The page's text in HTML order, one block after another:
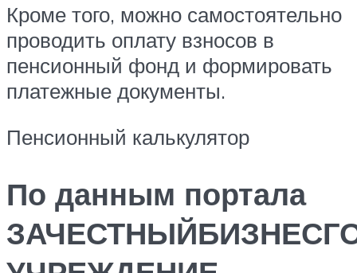
Кроме того, можно самостоятельно
проводить оплату взносов в
пенсионный фонд и формировать
платежные документы.
Пенсионный калькулятор
По данным портала